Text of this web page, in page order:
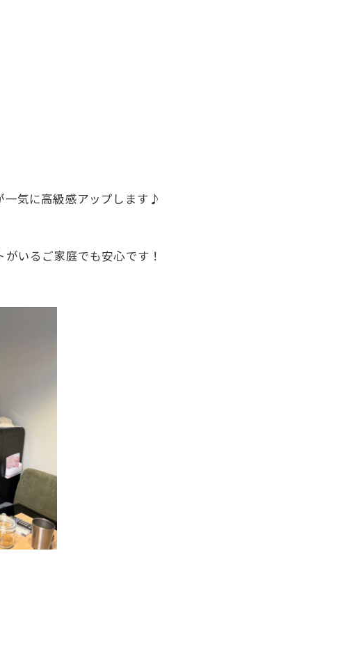
一気に高級感アップします♪
いるご家庭でも安心です！